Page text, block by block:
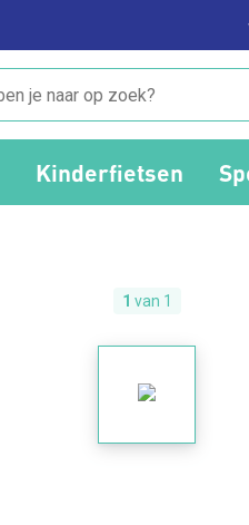
Kinderfietsen
1 van 1